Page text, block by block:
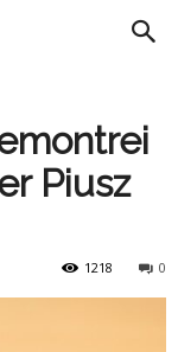
Piusz
0
1218